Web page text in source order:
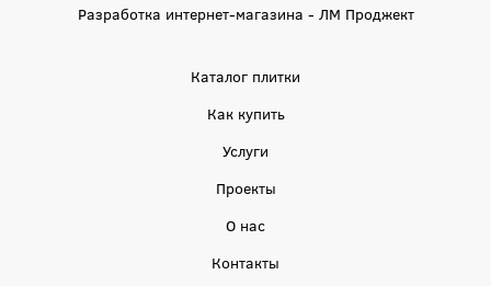
Разработка интернет-магазина - ЛМ Проджект
Каталог плитки
Как купить
Услуги
Проекты
О нас
Контакты